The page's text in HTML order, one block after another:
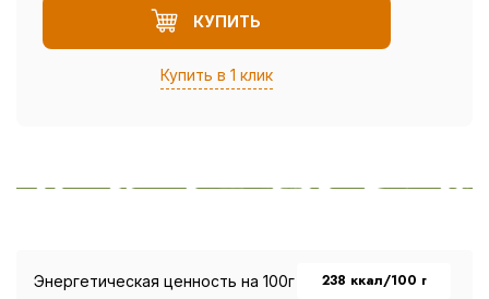
КУПИТЬ
Купить в 1 клик
Энергетическая ценность на 100г 238 ккал/100 г